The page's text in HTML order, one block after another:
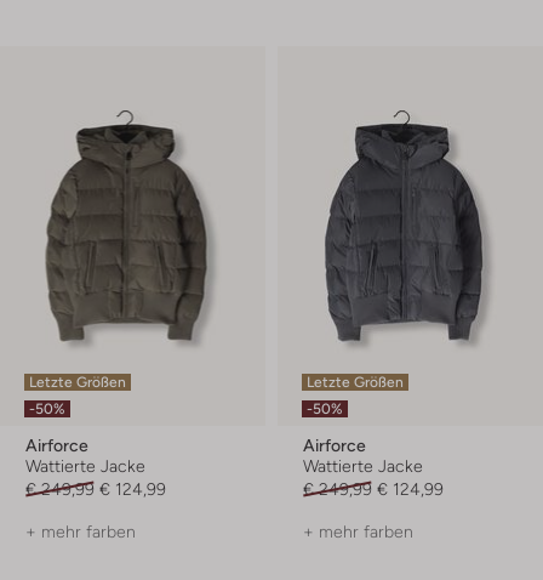
Letzte Größen
-50%
Airforce
Wattierte Jacke
€ 249,99 € 124,99
+ mehr farben
Letzte Größen
-50%
Airforce
Wattierte Jacke
€ 249,99 € 124,99
+ mehr farben